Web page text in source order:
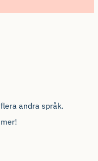
andra språk.